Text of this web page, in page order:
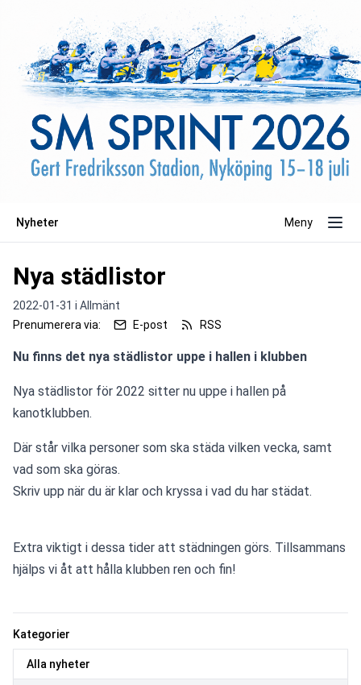
Nyheter Meny
Kategorier
Alla nyheter
Nya städlistor
2022-01-31 i Allmänt
Prenumerera via:
E-post RSS
Nu finns det nya städlistor uppe i hallen i klubben
Nya städlistor för 2022 sitter nu uppe i hallen på
kanotklubben.
Där står vilka personer som ska städa vilken vecka, samt
vad som ska göras.
Skriv upp när du är klar och kryssa i vad du har städat.
Extra viktigt i dessa tider att städningen görs. Tillsammans
hjälps vi åt att hålla klubben ren och fin!